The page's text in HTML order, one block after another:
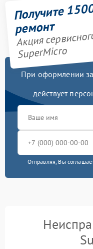
Получите
ремонт
Акция
SuperMicro
При оформлении
действует
Отправляя, Вы